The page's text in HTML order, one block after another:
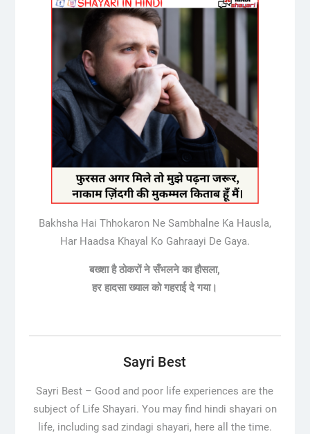
Bakhsha Hai Thhokaron Ne Sambhalne Ka Hausla,
Har Haadsa Khayal Ko Gahraayi De Gaya.
बख्शा है ठोकरों ने सँभलने का हौसला,
हर हादसा ख्याल को गहराई दे गया।
Sayri Best
Sayri Best – Good and poor life experiences are the
subject of Life Shayari. You may find hindi shayari on
life, including sad zindagi shayari, here all the time.